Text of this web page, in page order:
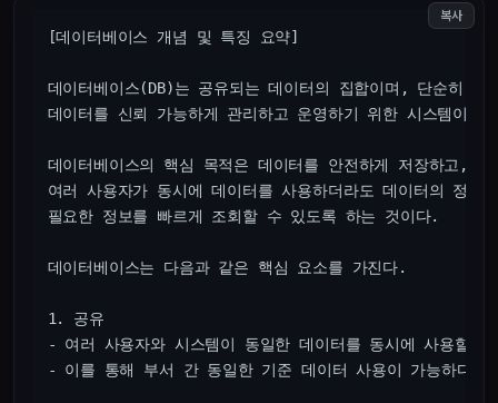
[데이터베이스 개념 및 특징 요약]
데이터베이스(DB)는 공유되는 데이터의 집합이며, 단순히 데
데이터를 신뢰 가능하게 관리하고 운영하기 위한 시스템이다.
데이터베이스의 핵심 목적은 데이터를 안전하게 저장하고,
여러 사용자가 동시에 데이터를 사용하더라도 데이터의 정합
필요한 정보를 빠르게 조회할 수 있도록 하는 것이다.
데이터베이스는 다음과 같은 핵심 요소를 가진다.
1. 공유
- 여러 사용자와 시스템이 동일한 데이터를 동시에 사용할
- 이를 통해 부서 간 동일한 기준 데이터 사용이 가능하다.
복사